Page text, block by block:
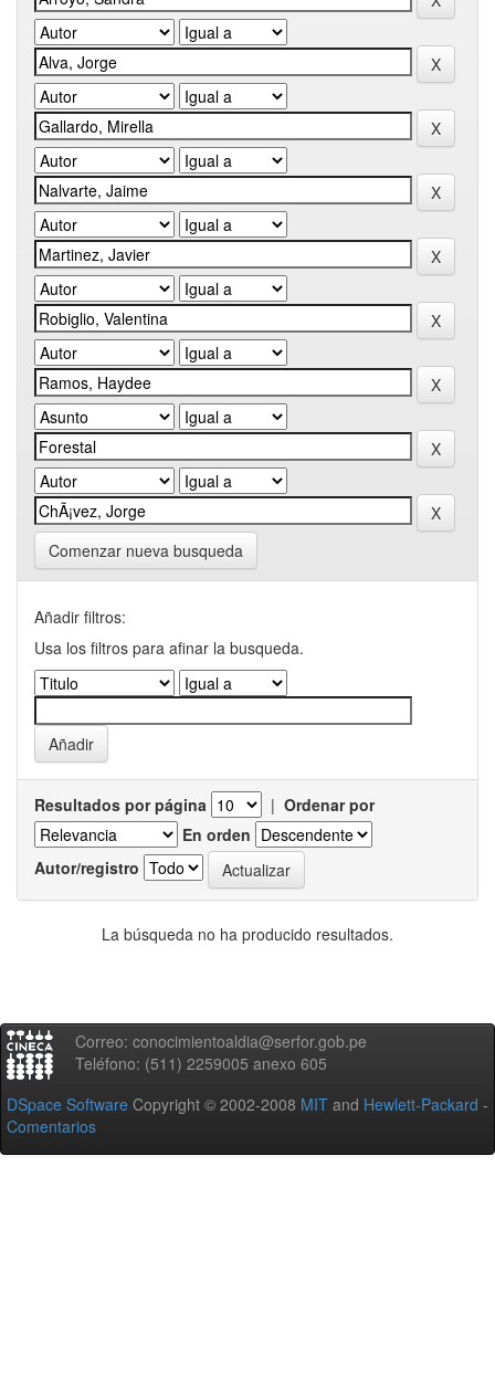
Comenzar nueva busqueda
Añadir filtros:
Usa los filtros para afinar la busqueda.
Resultados por página | Ordenar por
En orden
Autor/registro
La búsqueda no ha producido resultados.
Correo: conocimientoaldia@serfor.gob.pe
Teléfono: (511) 2259005 anexo 605
DSpace Software Copyright © 2002-2008 MIT and Hewlett-Packard -
Comentarios